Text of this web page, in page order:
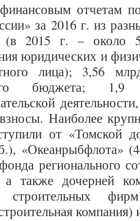
отчетам
за 2016 г. из
2015 г. – около
юридических и
лица); 3,56
бюджета;
Наиболее
от «Томской
«Океанрыбфлота»
регионального
также дочерней
строительных
компания)